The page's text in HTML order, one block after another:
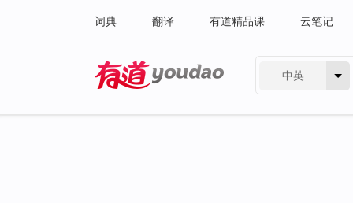
词典 翻译 有道精品课 云笔记
中英